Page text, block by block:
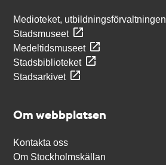
Medioteket, utbildningsförvaltningen
Stadsmuseet
Medeltidsmuseet
Stadsbiblioteket
Stadsarkivet
Om webbplatsen
Kontakta oss
Om Stockholmskällan